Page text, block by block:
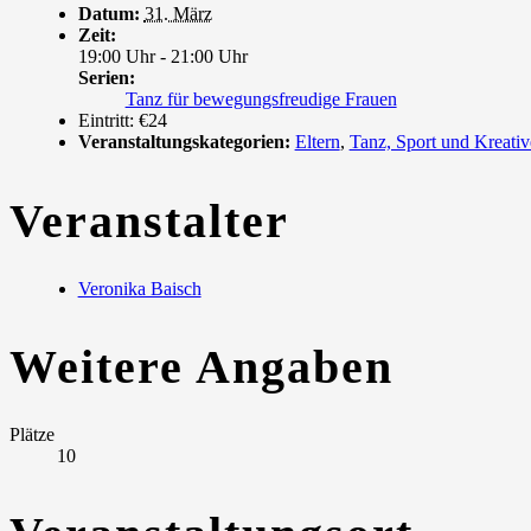
Datum: 31. März
Zeit:
19:00 Uhr - 21:00 Uhr
Serien:
Tanz für bewegungsfreudige Frauen
Eintritt: €24
Veranstaltungskategorien: Eltern, Tanz, Sport und
Veranstalter
Veronika Baisch
Weitere Angaben
Plätze
10